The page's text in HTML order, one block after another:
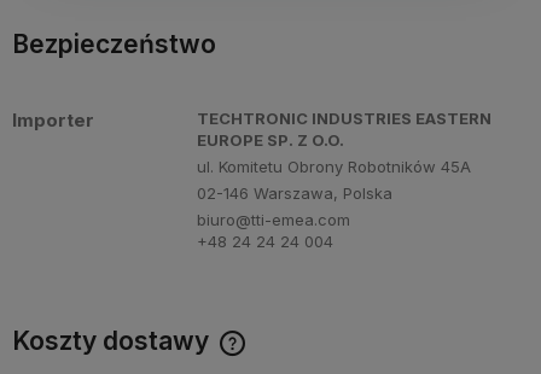
Bezpieczeństwo
Importer
TECHTRONIC INDUSTRIES EASTERN
EUROPE SP. Z O.O.
ul. Komitetu Obrony Robotników 45A
02-146 Warszawa, Polska
biuro@tti-emea.com
+48 24 24 24 004
Koszty dostawy